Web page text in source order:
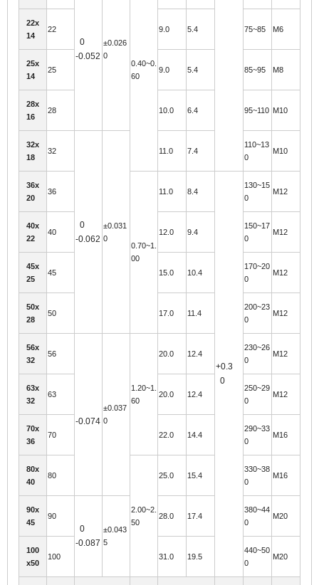
0
-0.052
±0.026
0
0.40~0.
60
22x
14
22 9.0 5.4 75~85 M6
25x
14
25 9.0 5.4 85~95 M8
28x
16
28 10.0 6.4 95~110 M10
32x
18
32
0
-0.062
±0.031
0
11.0 7.4
110~13
0
M10
36x
20
36
0.70~1.
00
11.0 8.4
+0.3
0
130~15
0
M12
40x
22
40 12.0 9.4
150~17
0
M12
45x
25
45 15.0 10.4
170~20
0
M12
50x
28
50 17.0 11.4
200~23
0
M12
56x
32
56
-0.074
±0.037
0
1.20~1.
60
20.0 12.4
230~26
0
M12
63x
32
63 20.0 12.4
250~29
0
M12
70x
36
70 22.0 14.4
290~33
0
M16
80x
40
80
2.00~2.
50
25.0 15.4
330~38
0
M16
90x
45
90
0
-0.087
±0.043
5
28.0 17.4
380~44
0
M20
100
x50
100 31.0 19.5
440~50
0
M20